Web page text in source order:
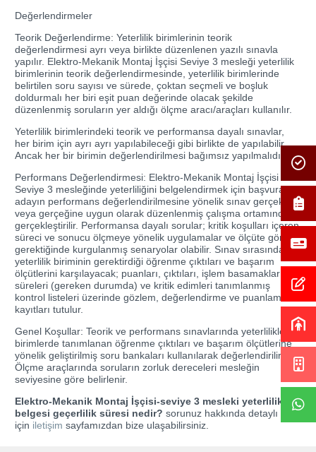
Değerlendirmeler
Teorik Değerlendirme: Yeterlilik birimlerinin teorik
değerlendirmesi ayrı veya birlikte düzenlenen yazılı sınavla
yapılır. Elektro-Mekanik Montaj İşçisi Seviye 3 mesleği yeterlilik
birimlerinin teorik değerlendirmesinde, yeterlilik birimlerinde
belirtilen soru sayısı ve sürede, çoktan seçmeli ve boşluk
doldurmalı her biri eşit puan değerinde olacak şekilde
düzenlenmiş soruların yer aldığı ölçme aracı/araçları kullanılır.
Yeterlilik birimlerindeki teorik ve performansa dayalı sınavlar,
her birim için ayrı ayrı yapılabileceği gibi birlikte de yapılabilir.
Ancak her bir birimin değerlendirilmesi bağımsız yapılmalıdır.
Performans Değerlendirmesi: Elektro-Mekanik Montaj İşçisi
Seviye 3 mesleğinde yeterliliğini belgelendirmek için başvuran
adayın performans değerlendirilmesine yönelik sınav gerçek
veya gerçeğine uygun olarak düzenlenmiş çalışma ortamında
gerçekleştirilir. Performansa dayalı sorular; kritik koşulları içeren
süreci ve sonucu ölçmeye yönelik uygulamalar ve ölçüte göre
gerektiğinde kurgulanmış senaryolar olabilir. Sınav sırasında
yeterlilik biriminin gerektirdiği öğrenme çıktıları ve başarım
ölçütlerini karşılayacak; puanları, çıktıları, işlem basamakları,
süreleri (gereken durumda) ve kritik edimleri tanımlanmış
kontrol listeleri üzerinde gözlem, değerlendirme ve puanlama
kayıtları tutulur.
Genel Koşullar: Teorik ve performans sınavlarında yeterlilikler,
birimlerde tanımlanan öğrenme çıktıları ve başarım ölçütlerine
yönelik geliştirilmiş soru bankaları kullanılarak değerlendirilir.
Ölçme araçlarında soruların zorluk dereceleri mesleğin
seviyesine göre belirlenir.
Elektro-Mekanik Montaj İşçisi-seviye 3 mesleki yeterlilik
belgesi geçerlilik süresi nedir? sorunuz hakkında detaylı bilgi
için iletişim sayfamızdan bize ulaşabilirsiniz.